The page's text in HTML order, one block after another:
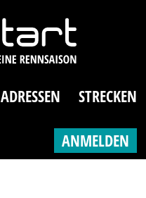
ADRESSEN STRECKEN
ANMELDEN